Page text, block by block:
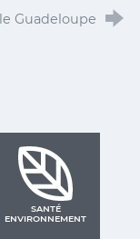
Guadeloupe
SANTÉ
ENVIRONNEMENT